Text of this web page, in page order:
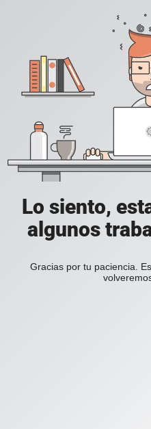
Lo siento,
algunos
Gracias por tu paciencia.